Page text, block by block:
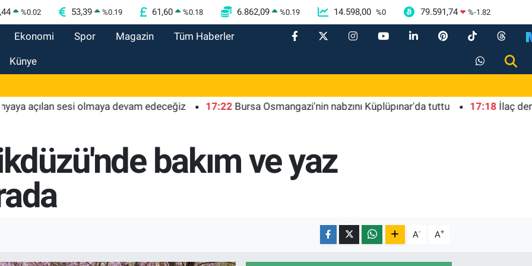
%0.02 53,39 %0.19 61,60 %0.18 6.862,09 %0.19 14.598,00 %0 79.591,74 %-1.82
Ekonomi Spor Magazin Tüm Haberler
Künye
sesi olmaya devam edeceğiz 17:22 Bursa Osmangazi'nin nabzını Küplüpınar'da tuttu 17:18 İlaç
bakım ve yaz
A- A+